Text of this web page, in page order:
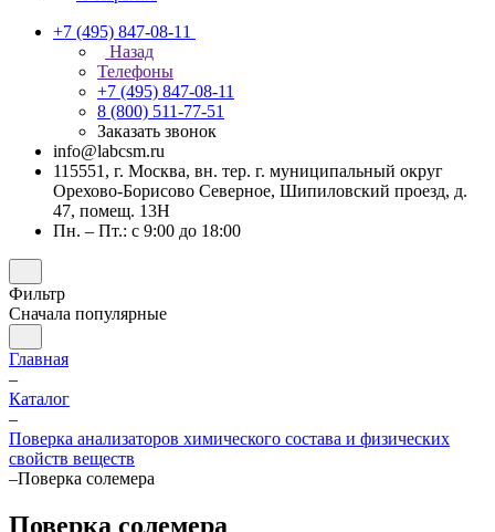
+7 (495) 847-08-11
Назад
Телефоны
+7 (495) 847-08-11
8 (800) 511-77-51
Заказать звонок
info@labcsm.ru
115551, г. Москва, вн. тер. г. муниципальный округ
Орехово-Борисово Северное, Шипиловский проезд, д.
47, помещ. 13Н
Пн. – Пт.: с 9:00 до 18:00
Фильтр
Сначала популярные
Главная
–
Каталог
–
Поверка анализаторов химического состава и физических
свойств веществ
–Поверка солемера
Поверка солемера